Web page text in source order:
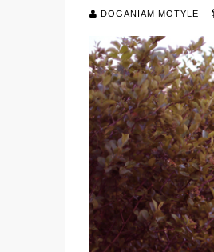
DOGANIAM MOTYLE